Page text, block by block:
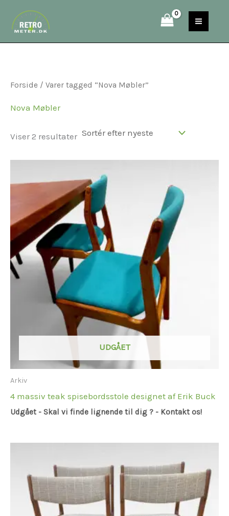
indholdet
e
a
Forside / Varer tagged “Nova Møbler”
Nova Møbler
Viser 2 resultater
UDGÅET
Arkiv
4 massiv teak spisebordsstole designet af Erik Buck
Udgået - Skal vi finde lignende til dig ? - Kontakt os!